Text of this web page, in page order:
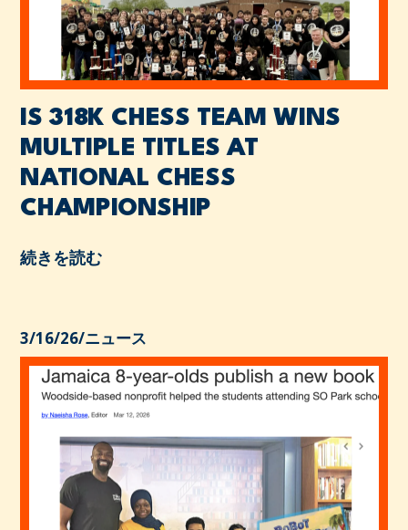
IS 318K CHESS TEAM WINS
MULTIPLE TITLES AT
NATIONAL CHESS
CHAMPIONSHIP
続きを読む
3/16/26/ニュース